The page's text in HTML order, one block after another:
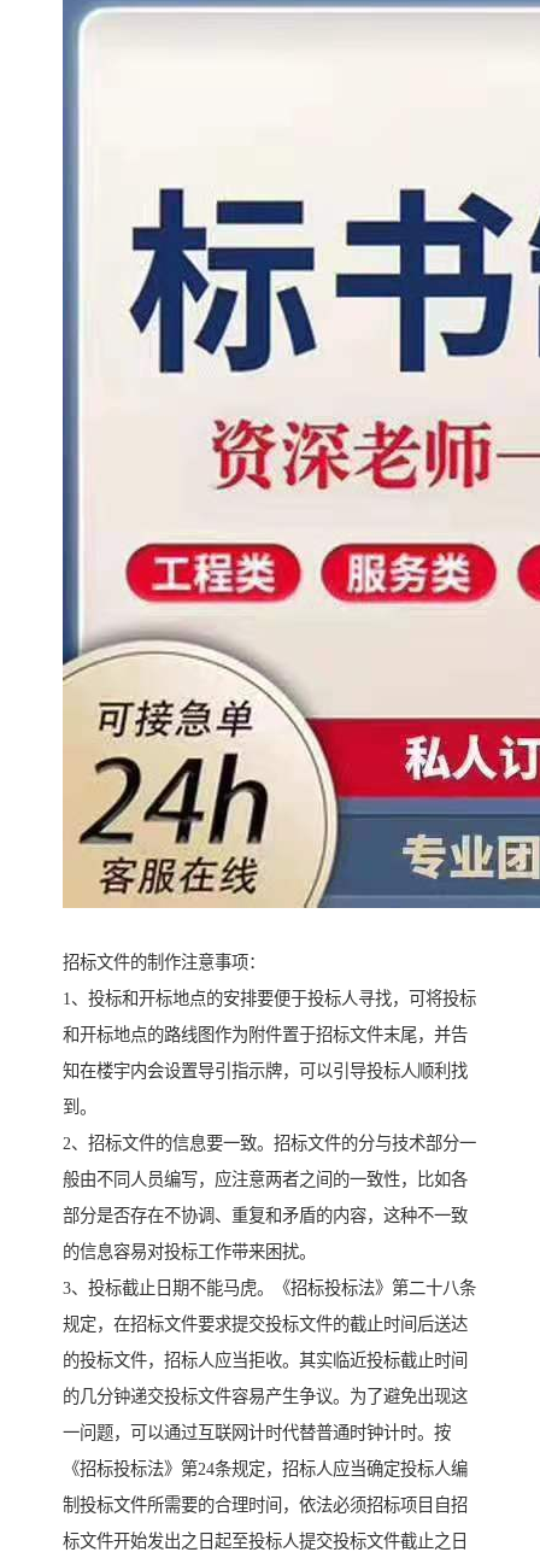
招标文件的制作注意事项：
1、投标和开标地点的安排要便于投标人寻找，可将投标
和开标地点的路线图作为附件置于招标文件末尾，并告
知在楼宇内会设置导引指示牌，可以引导投标人顺利找
到。
2、招标文件的信息要一致。招标文件的分与技术部分一
般由不同人员编写，应注意两者之间的一致性，比如各
部分是否存在不协调、重复和矛盾的内容，这种不一致
的信息容易对投标工作带来困扰。
3、投标截止日期不能马虎。《招标投标法》第二十八条
规定，在招标文件要求提交投标文件的截止时间后送达
的投标文件，招标人应当拒收。其实临近投标截止时间
的几分钟递交投标文件容易产生争议。为了避免出现这
一问题，可以通过互联网计时代替普通时钟计时。按
《招标投标法》第24条规定，招标人应当确定投标人编
制投标文件所需要的合理时间，依法必须招标项目自招
标文件开始发出之日起至投标人提交投标文件截止之日